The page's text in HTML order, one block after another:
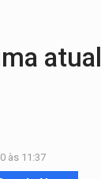
atual
às 11:37